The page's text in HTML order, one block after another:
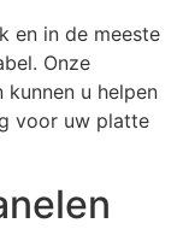
en in de meeste
Onze
kunnen u helpen
voor uw platte